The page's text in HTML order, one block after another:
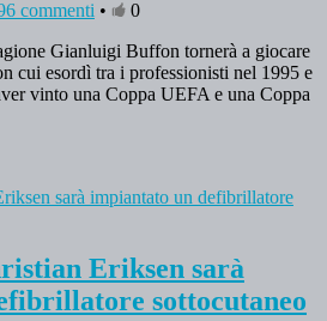
commenti •
0
Gianluigi Buffon tornerà a giocare
cui esordì tra i professionisti nel 1995 e
vinto una Coppa UEFA e una Coppa
Eriksen sarà
sottocutaneo